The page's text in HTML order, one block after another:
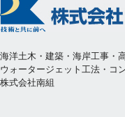
海洋土木・建築・海岸工事・
ウォータージェット工法・コ
株式会社南組